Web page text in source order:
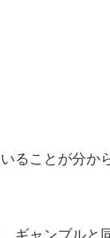
ることが分か